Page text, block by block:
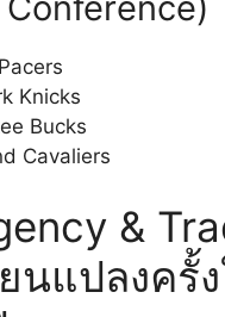
Knicks
Bucks
Cavaliers
&
นแปลงครั้